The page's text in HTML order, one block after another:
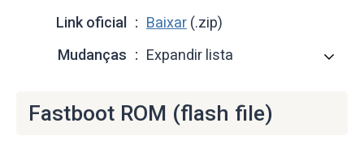
Link oficial
Baixar (.zip)
Mudanças
Expandir lista
Fastboot ROM (flash file)